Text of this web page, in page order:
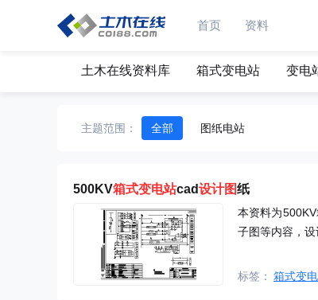
首页 资料
土木在线资料库 箱式变电站 变电
主题范围： 全部 图纸电站
500KV箱式变电站cad设计图纸
本资料为
子图等内容，设
标签： 箱式变